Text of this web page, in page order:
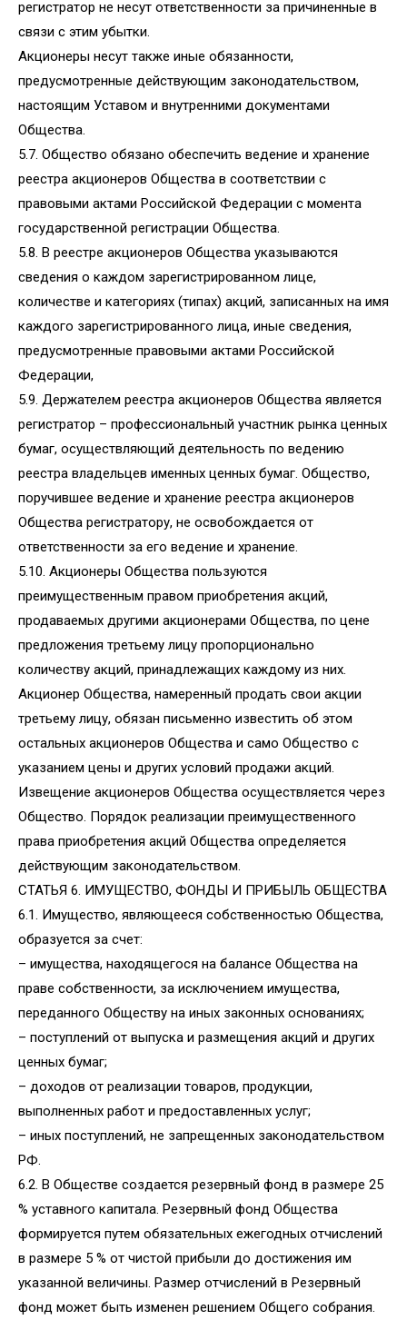
регистратор не несут ответственности за причиненные в
связи с этим убытки.
Акционеры несут также иные обязанности,
предусмотренные действующим законодательством,
настоящим Уставом и внутренними документами
Общества.
5.7. Общество обязано обеспечить ведение и хранение
реестра акционеров Общества в соответствии с
правовыми актами Российской Федерации с момента
государственной регистрации Общества.
5.8. В реестре акционеров Общества указываются
сведения о каждом зарегистрированном лице,
количестве и категориях (типах) акций, записанных на имя
каждого зарегистрированного лица, иные сведения,
предусмотренные правовыми актами Российской
Федерации,
5.9. Держателем реестра акционеров Общества является
регистратор – профессиональный участник рынка ценных
бумаг, осуществляющий деятельность по ведению
реестра владельцев именных ценных бумаг. Общество,
поручившее ведение и хранение реестра акционеров
Общества регистратору, не освобождается от
ответственности за его ведение и хранение.
5.10. Акционеры Общества пользуются
преимущественным правом приобретения акций,
продаваемых другими акционерами Общества, по цене
предложения третьему лицу пропорционально
количеству акций, принадлежащих каждому из них.
Акционер Общества, намеренный продать свои акции
третьему лицу, обязан письменно известить об этом
остальных акционеров Общества и само Общество с
указанием цены и других условий продажи акций.
Извещение акционеров Общества осуществляется через
Общество. Порядок реализации преимущественного
права приобретения акций Общества определяется
действующим законодательством.
СТАТЬЯ 6. ИМУЩЕСТВО, ФОНДЫ И ПРИБЫЛЬ ОБЩЕСТВА
6.1. Имущество, являющееся собственностью Общества,
образуется за счет:
– имущества, находящегося на балансе Общества на
праве собственности, за исключением имущества,
переданного Обществу на иных законных основаниях;
– поступлений от выпуска и размещения акций и других
ценных бумаг;
– доходов от реализации товаров, продукции,
выполненных работ и предоставленных услуг;
– иных поступлений, не запрещенных законодательством
РФ.
6.2. В Обществе создается резервный фонд в размере 25
% уставного капитала. Резервный фонд Общества
формируется путем обязательных ежегодных отчислений
в размере 5 % от чистой прибыли до достижения им
указанной величины. Размер отчислений в Резервный
фонд может быть изменен решением Общего собрания.